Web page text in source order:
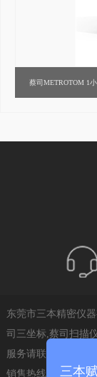
蔡司METROTOM 1
东莞市三本精密仪
司三坐标,蔡司扫描
服务请联系我们.
销售热线： 三本